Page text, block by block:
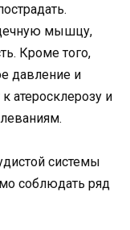
мышцу,
Кроме того,
давление и
атеросклерозу и
системы
соблюдать ряд